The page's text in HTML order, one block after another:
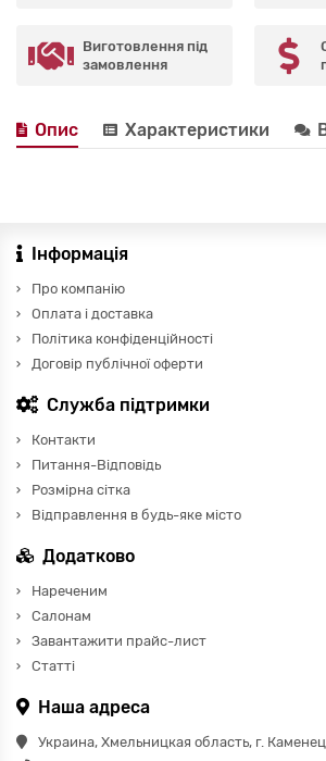
Виготовлення під
замовлення
Опис Характеристики
Інформація
Про компанію
Оплата і доставка
Політика конфіденційності
Договір публічної оферти
Служба підтримки
Контакти
Питання-Відповідь
Розмірна сітка
Відправлення в будь-яке місто
Додатково
Нареченим
Салонам
Завантажити прайс-лист
Статті
Наша адреса
Украина, Хмельницкая область, г.